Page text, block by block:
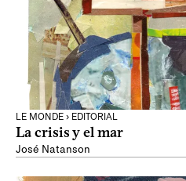
LE MONDE › EDITORIAL
La crisis y el mar
José Natanson